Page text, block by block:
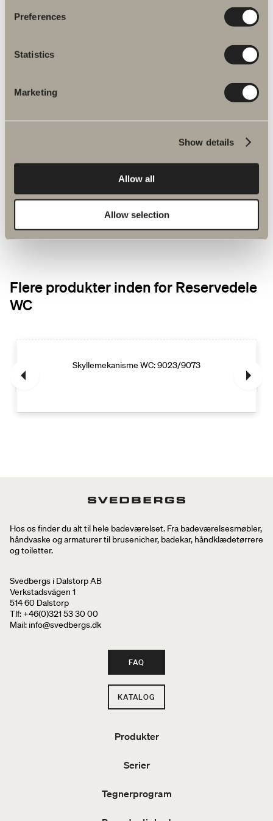
Preferences
Statistics
Marketing
Show details
Allow all
Allow selection
Artikelnummer
Specifikation
Flere produkter inden for Reservedele
WC
Skyllemekanisme WC: 9023/9073
Hos os finder du alt til hele badeværelset. Fra badeværelsesmøbler,
håndvaske og armaturer til brusenicher, badekar, håndklædetørrere
og toiletter.
Svedbergs i Dalstorp AB
Verkstadsvägen 1
514 60 Dalstorp
Tlf: +46(0)321 53 30 00
Mail: info@svedbergs.dk
FAQ
KATALOG
Produkter
Serier
Tegnerprogram